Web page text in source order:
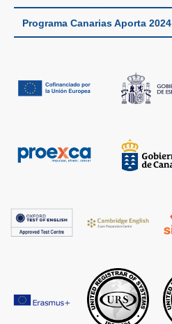
Programa Canarias Aporta 2024